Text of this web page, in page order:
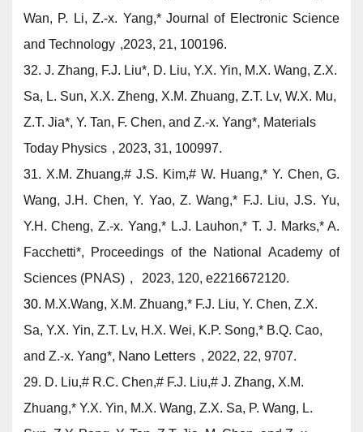
Wan, P. Li,Z.-x. Yang,* Journal of Electronic Science
and Technology ,2023, 21, 100196.
32. J. Zhang, F.J. Liu*, D. Liu, Y.X. Yin, M.X. Wang, Z.X.
Sa, L. Sun, X.X. Zheng, X.M. Zhuang, Z.T. Lv, W.X. Mu,
Z.T. Jia*, Y. Tan, F. Chen, and Z.-x. Yang*, Materials
Today Physics , 2023, 31, 100997.
31. X.M. Zhuang,# J.S. Kim,# W. Huang,* Y. Chen, G.
Wang, J.H. Chen, Y. Yao, Z. Wang,* F.J. Liu, J.S. Yu,
Y.H. Cheng,Z.-x. Yang,*L.J. Lauhon,* T. J. Marks,* A.
Facchetti*,
Proceedings of the National Academy of
Sciences (PNAS) ,
2023, 120, e2216672120.
30. M.X.Wang, X.M. Zhuang,* F.J. Liu, Y. Chen, Z.X.
Sa, Y.X. Yin, Z.T. Lv, H.X. Wei, K.P. Song,* B.Q. Cao,
and Z.-x. Yang*, Nano Letters , 2022, 22, 9707.
29. D. Liu,#R.C. Chen,#F.J. Liu,#J. Zhang, X.M.
Zhuang,*Y.X. Yin, M.X. Wang, Z.X. Sa, P. Wang, L.